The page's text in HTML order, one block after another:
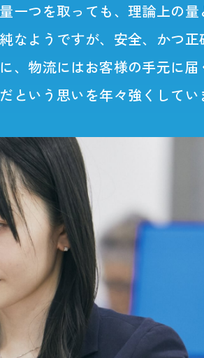
一つを取っても、理論上の
ようですが、安全、かつ
、物流にはお客様の手元に
いう思いを年々強くしてい